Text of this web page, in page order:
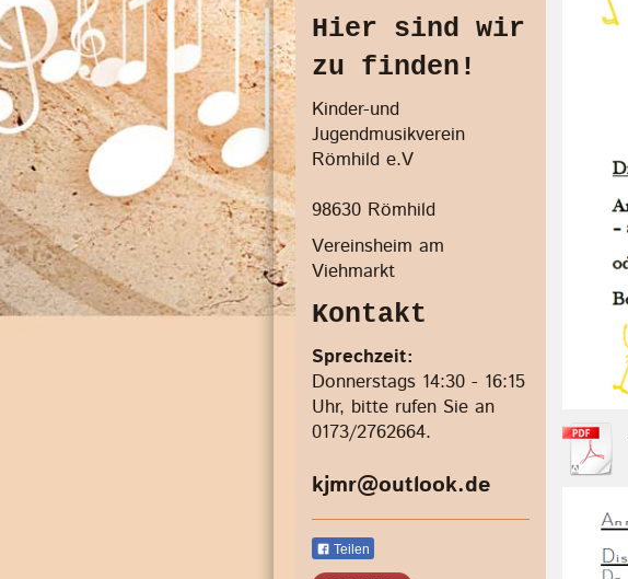
Hier sind wir
zu finden!
Kinder-und
Jugendmusikverein
Römhild e.V
98630 Römhild
Vereinsheim am
Viehmarkt
Kontakt
Sprechzeit:
Donnerstags 14:30 - 16:15
Uhr, bitte rufen Sie an
0173/2762664.
kjmr@outlook.de
Teilen